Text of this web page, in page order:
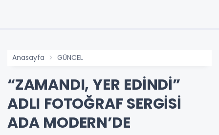
Anasayfa GÜNCEL
“ZAMANDI, YER EDİNDİ”
ADLI FOTOĞRAF SERGİSİ
ADA MODERN’DE